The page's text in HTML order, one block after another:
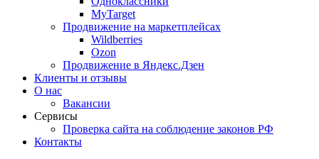
MyTarget
Продвижение на маркетплейсах
Wildberries
Ozon
Продвижение в Яндекс.Дзен
Клиенты и отзывы
О нас
Вакансии
Сервисы
Проверка сайта на соблюдение законов РФ
Контакты